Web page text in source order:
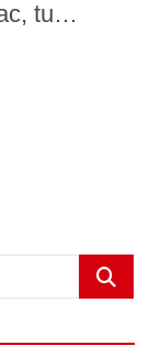
tu…
Buscar...